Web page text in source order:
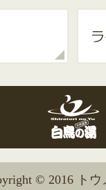
© 2016 ト